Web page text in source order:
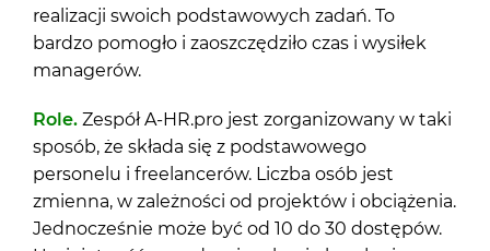
realizacji swoich podstawowych zadań. To
bardzo pomogło i zaoszczędziło czas i wysiłek
managerów.
Role. Zespół A-HR.pro jest zorganizowany w taki
sposób, że składa się z podstawowego
personelu i freelancerów. Liczba osób jest
zmienna, w zależności od projektów i obciążenia.
Jednocześnie może być od 10 do 30 dostępów.